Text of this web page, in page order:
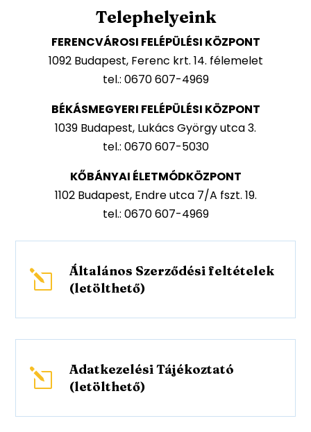
Telephelyeink
FERENCVÁROSI FELÉPÜLÉSI KÖZPONT
1092 Budapest, Ferenc krt. 14. félemelet
tel.: 0670 607-4969
BÉKÁSMEGYERI FELÉPÜLÉSI KÖZPONT
1039 Budapest, Lukács György utca 3.
tel.: 0670 607-5030
KŐBÁNYAI ÉLETMÓDKÖZPONT
1102 Budapest, Endre utca 7/A fszt. 19.
tel.: 0670 607-4969
l
Általános Szerződési feltételek
(letölthető)
l
Adatkezelési Tájékoztató
(letölthető)